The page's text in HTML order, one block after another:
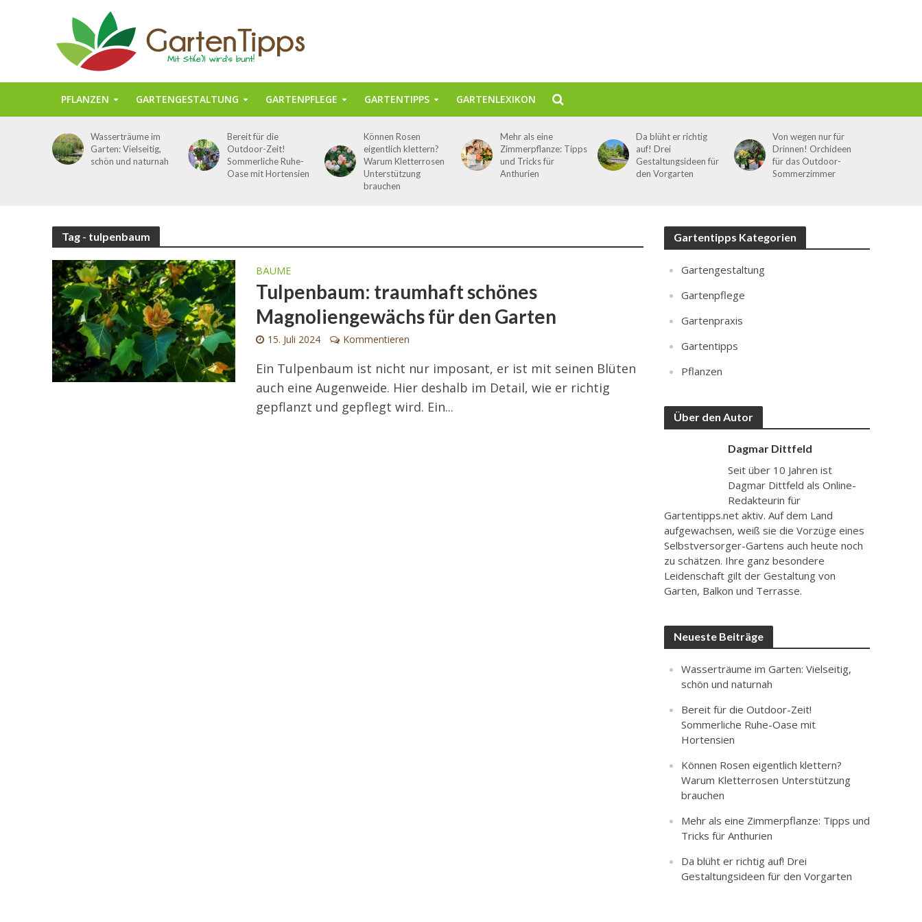
PFLANZEN GARTENGESTALTUNG GARTENPFLEGE GARTENTIPPS GARTENLEXIKON
Wasserträume im
Garten: Vielseitig,
schön und naturnah
Bereit für die
Outdoor-Zeit!
Sommerliche Ruhe-
Oase mit Hortensien
Können Rosen
eigentlich klettern?
Warum Kletterrosen
Unterstützung
brauchen
Mehr als eine
Zimmerpflanze: Tipps
und Tricks für
Anthurien
Da blüht er richtig
auf! Drei
Gestaltungsideen für
den Vorgarten
Von wegen nur für
Drinnen! Orchideen
für das Outdoor-
Sommerzimmer
Tag - tulpenbaum
BÄUME
Tulpenbaum: traumhaft schönes
Magnoliengewächs für den Garten
15. Juli 2024 Kommentieren
Ein Tulpenbaum ist nicht nur imposant, er ist mit seinen Blüten
auch eine Augenweide. Hier deshalb im Detail, wie er richtig
gepflanzt und gepflegt wird. Ein...
Gartentipps Kategorien
Gartengestaltung
Gartenpflege
Gartenpraxis
Gartentipps
Pflanzen
Über den Autor
Dagmar Dittfeld
Seit über 10 Jahren ist
Dagmar Dittfeld als Online-
Redakteurin für
Gartentipps.net aktiv. Auf dem Land
aufgewachsen, weiß sie die Vorzüge eines
Selbstversorger-Gartens auch heute noch
zu schätzen. Ihre ganz besondere
Leidenschaft gilt der Gestaltung von
Garten, Balkon und Terrasse.
Neueste Beiträge
Wasserträume im Garten: Vielseitig,
schön und naturnah
Bereit für die Outdoor-Zeit!
Sommerliche Ruhe-Oase mit
Hortensien
Können Rosen eigentlich klettern?
Warum Kletterrosen Unterstützung
brauchen
Mehr als eine Zimmerpflanze: Tipps und
Tricks für Anthurien
Da blüht er richtig auf! Drei
Gestaltungsideen für den Vorgarten